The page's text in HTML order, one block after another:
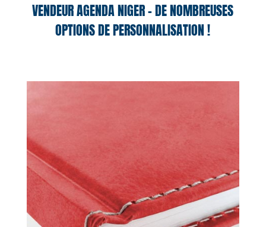
VENDEUR AGENDA NIGER – DE NOMBREUSES
OPTIONS DE PERSONNALISATION !